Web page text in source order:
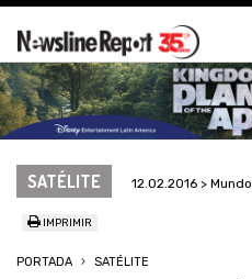
SATÉLITE 12.02.2016 > Mundo
IMPRIMIR
PORTADA SATÉLITE